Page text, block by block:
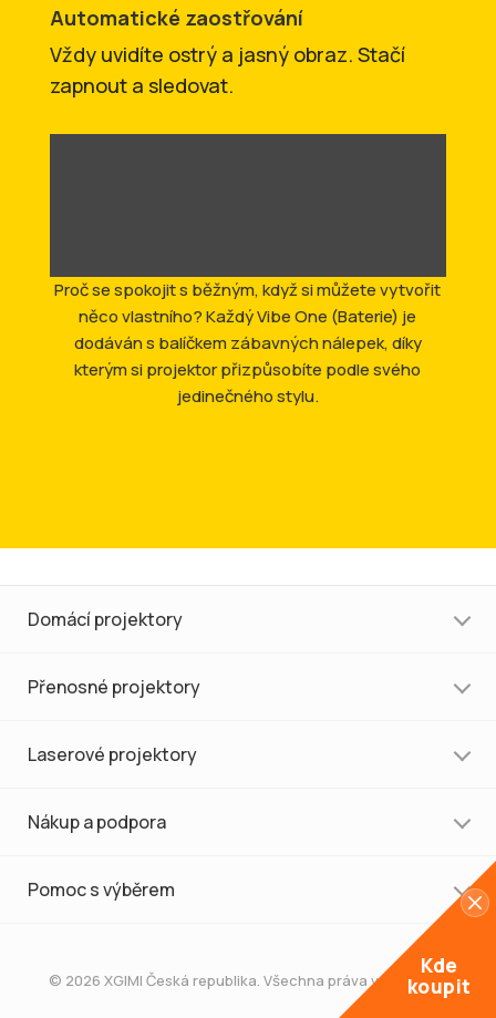
Automatické zaostřování
Vždy uvidíte ostrý a jasný obraz. Stačí
zapnout a sledovat.
Proč se spokojit s běžným, když si můžete vytvořit
něco vlastního? Každý Vibe One (Baterie) je
dodáván s balíčkem zábavných nálepek, díky
kterým si projektor přizpůsobíte podle svého
jedinečného stylu.
Domácí projektory
Přenosné projektory
Laserové projektory
Nákup a podpora
Pomoc s výběrem
© 2026 XGIMI Česká republika. Všechna práva vyhrazena.
Kde
koupit